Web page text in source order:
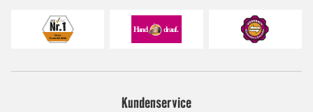
Kundenservice